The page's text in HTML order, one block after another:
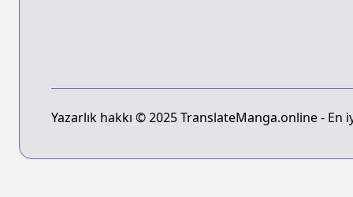
Yazarlık hakkı © 2025 TranslateManga.online - En